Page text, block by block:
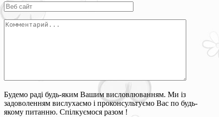
Будемо раді будь-яким Вашим висловлюванням. Ми із
задоволенням вислухаємо і проконсультуємо Вас по будь-
якому питанню. Спілкуємося разом !